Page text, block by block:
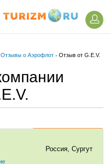
Отзывы о Аэрофлот › Отзыв от G.E.V.
Россия, Сургут